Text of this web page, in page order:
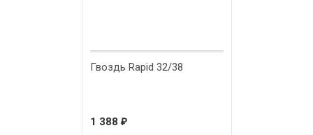
Гвоздь Rapid 32/38
1 388 ₽